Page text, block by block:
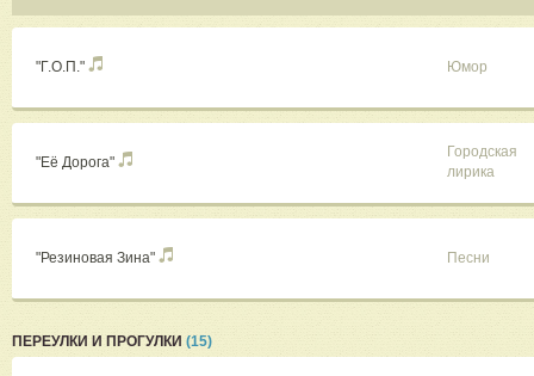
"Г.О.П." Юмор
"Её Дорога"
Городская
лирика
"Резиновая Зина" Песни
ПЕРЕУЛКИ И ПРОГУЛКИ (15)